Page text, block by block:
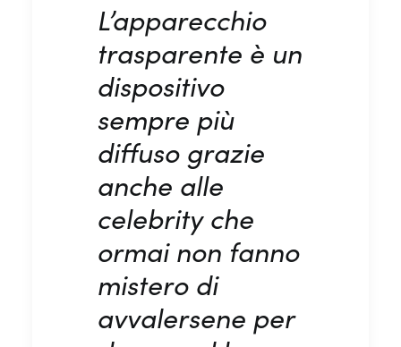
L’apparecchio
trasparente è un
dispositivo
sempre più
diffuso grazie
anche alle
celebrity che
ormai non fanno
mistero di
avvalersene per